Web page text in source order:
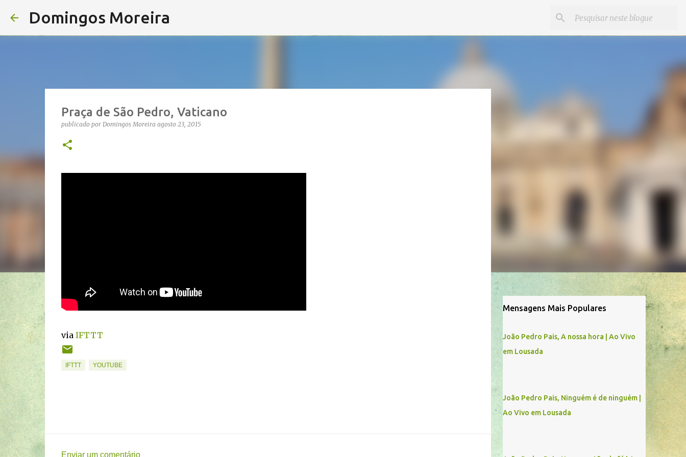
Domingos Moreira
Praça de São Pedro, Vaticano
publicado por Domingos Moreira agosto 23, 2015
via IFTTT
IFTTT YOUTUBE
Enviar um comentário
Mensagens Mais Populares
João Pedro Pais, A nossa hora | Ao Vivo
em Lousada
João Pedro Pais, Ninguém é de ninguém |
Ao Vivo em Lousada